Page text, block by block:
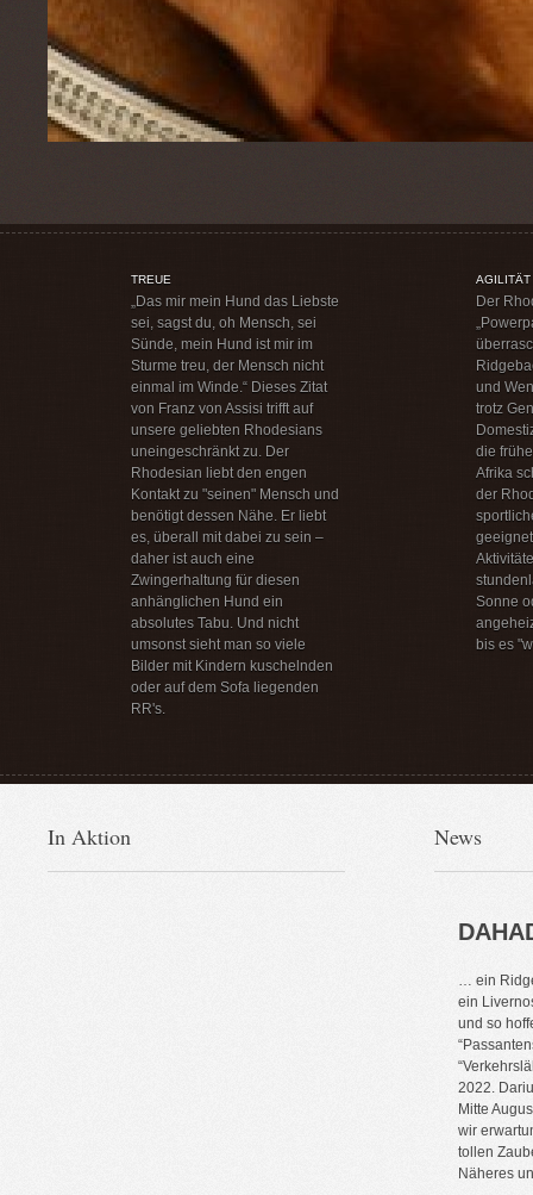
TREUE
„Das mir mein Hund das Liebste
sei, sagst du, oh Mensch, sei
Sünde, mein Hund ist mir im
Sturme treu, der Mensch nicht
einmal im Winde.“ Dieses Zitat
von Franz von Assisi trifft auf
unsere geliebten Rhodesians
uneingeschränkt zu. Der
Rhodesian liebt den engen
Kontakt zu "seinen" Mensch und
benötigt dessen Nähe. Er liebt
es, überall mit dabei zu sein –
daher ist auch eine
Zwingerhaltung für diesen
anhänglichen Hund ein
absolutes Tabu. Und nicht
umsonst sieht man so viele
Bilder mit Kindern kuschelnden
oder auf dem Sofa liegenden
RR's.
AGILITÄT
Der
und
trotz
die
Afrika
der
Sonne
bis es
In Aktion News
… ein
ein
und so
2022.
Mitte
wir
tollen
Näheres